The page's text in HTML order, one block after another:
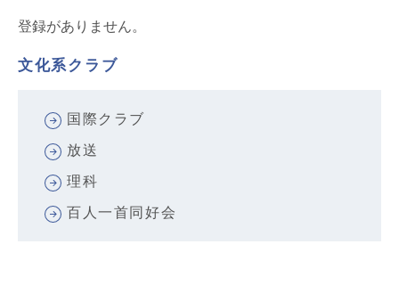
登録がありません。
文化系クラブ
国際クラブ
放送
理科
百人一首同好会